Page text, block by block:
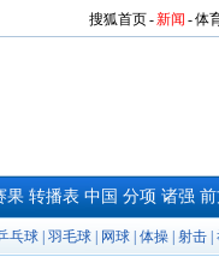
搜狐首页-新闻 -体
果 转播表 中国 分项 诸强
乓球 羽毛球 网球 体操 射击